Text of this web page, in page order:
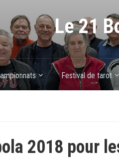
Le 21
Festival de tarot
2018 pour